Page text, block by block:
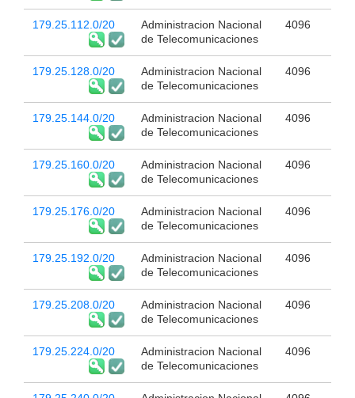
179.25.112.0/20
Administracion Nacional
de Telecomunicaciones
4096
179.25.128.0/20
Administracion Nacional
de Telecomunicaciones
4096
179.25.144.0/20
Administracion Nacional
de Telecomunicaciones
4096
179.25.160.0/20
Administracion Nacional
de Telecomunicaciones
4096
179.25.176.0/20
Administracion Nacional
de Telecomunicaciones
4096
179.25.192.0/20
Administracion Nacional
de Telecomunicaciones
4096
179.25.208.0/20
Administracion Nacional
de Telecomunicaciones
4096
179.25.224.0/20
Administracion Nacional
de Telecomunicaciones
4096